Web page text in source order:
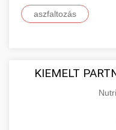
aszfaltozás
KIEMELT